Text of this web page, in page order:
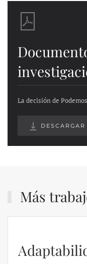
La decisión de
Más